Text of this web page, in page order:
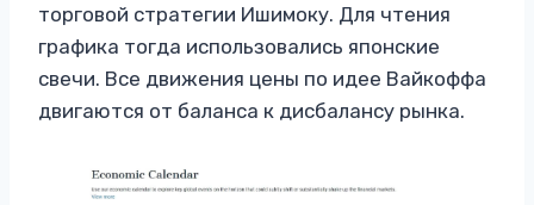
торговой стратегии Ишимоку. Для чтения
графика тогда использовались японские
свечи. Все движения цены по идее Вайкоффа
двигаются от баланса к дисбалансу рынка.